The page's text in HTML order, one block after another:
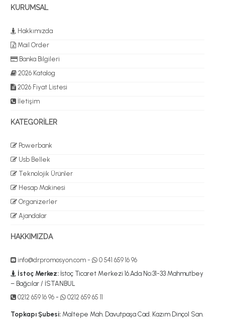
KURUMSAL
Hakkımızda
Mail Order
Banka Bilgileri
2026 Katalog
2026 Fiyat Listesi
İletişim
KATEGORİLER
Powerbank
Usb Bellek
Teknolojik Ürünler
Hesap Makinesi
Organizerler
Ajandalar
HAKKIMIZDA
info@drpromosyon.com -
0 541 659 16 96
İstoç Merkez: İstoç Ticaret Merkezi 16.Ada No:31-33 Mahmutbey
– Bağcılar / İSTANBUL
0212 659 16 96 - 0212 659 65 11
Topkapı Şubesi: Maltepe Mah. Davutpaşa Cad. Kazım Dinçol San.